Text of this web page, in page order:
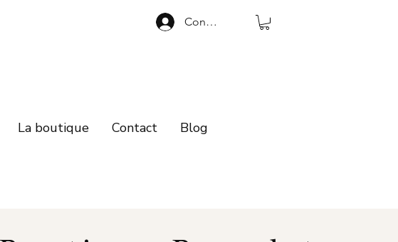
Connexion
La boutique Contact Blog